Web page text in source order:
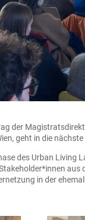
der
geht in die
des Urban Living
in der